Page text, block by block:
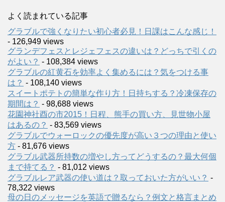
よく読まれている記事
グラブルで強くなりたい初心者必見！日課はこんな感じ！
- 126,949 views
グランデフェスとレジェフェスの違いは？どっちで引くの
がよい？ - 108,384 views
グラブルの紅黄石を効率よく集めるには？気をつける事
は？ - 108,140 views
スイートポテトの簡単な作り方！日持ちする？冷凍保存の
期間は？ - 98,688 views
花園神社酉の市2015！日程、熊手の買い方、見世物小屋
はあるの？ - 83,569 views
グラブルでウォーロックの優先度が高い３つの理由と使い
方 - 81,676 views
グラブル武器所持数の増やし方ってどうするの？最大何個
まで持てる？ - 81,012 views
グラブルレア武器の使い道は？取っておいた方がいい？ -
78,322 views
母の日のメッセージを英語で贈るなら？例文と格言まとめ